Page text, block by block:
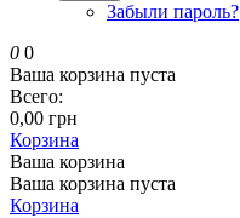
Забыли пароль?
0 0
Ваша корзина пуста
Всего:
0,00 грн
Корзина
Ваша корзина
Ваша корзина пуста
Корзина